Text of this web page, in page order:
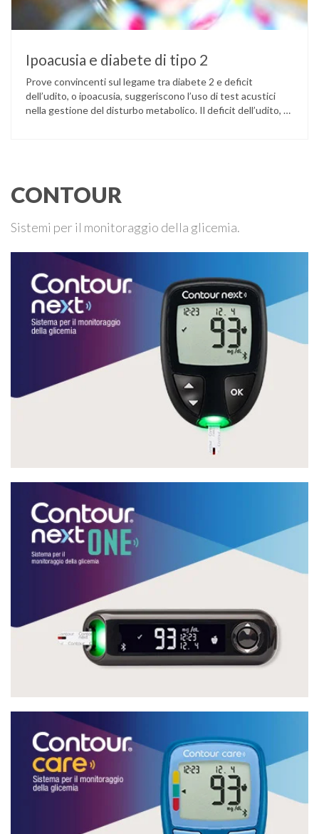
Ipoacusia e diabete di tipo 2
Prove convincenti sul legame tra diabete 2 e deficit
dell’udito, o ipoacusia, suggeriscono l’uso di test acustici
nella gestione del disturbo metabolico. Il deficit dell’udito, o
CONTOUR
Sistemi per il monitoraggio della glicemia.